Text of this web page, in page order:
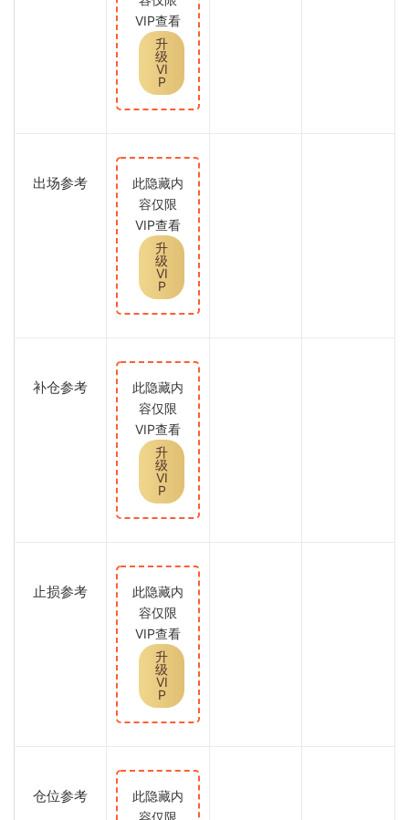
VIP查看
升
级
VI
P
出场参考
此隐藏内
容仅限
VIP查看
升
级
VI
P
补仓参考
此隐藏内
容仅限
VIP查看
升
级
VI
P
止损参考
此隐藏内
容仅限
VIP查看
升
级
VI
P
仓位参考
此隐藏内
容仅限